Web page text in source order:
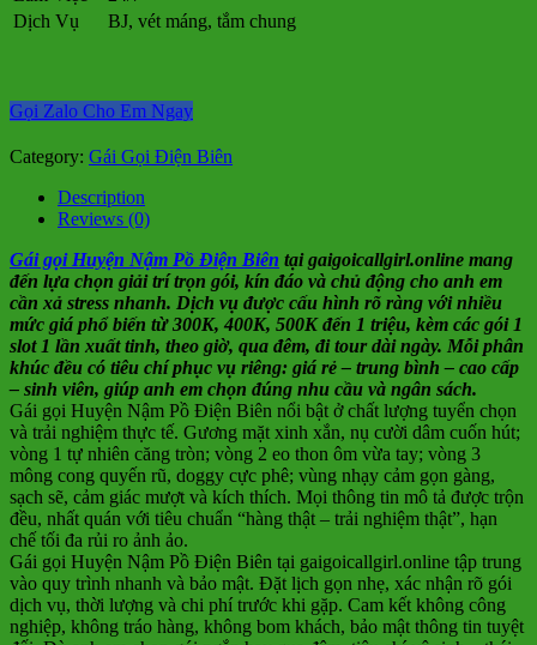
Dịch Vụ
BJ, vét máng, tắm chung
Gọi Zalo Cho Em Ngay
Category: Gái Gọi Điện Biên
Description
Reviews (0)
Gái gọi Huyện Nậm Pồ Điện Biên tại gaigoicallgirl.online mang
đến lựa chọn giải trí trọn gói, kín đáo và chủ động cho anh em
cần xả stress nhanh. Dịch vụ được cấu hình rõ ràng với nhiều
mức giá phổ biến từ 300K, 400K, 500K đến 1 triệu, kèm các gói 1
slot 1 lần xuất tinh, theo giờ, qua đêm, đi tour dài ngày. Mỗi phân
khúc đều có tiêu chí phục vụ riêng: giá rẻ – trung bình – cao cấp
– sinh viên, giúp anh em chọn đúng nhu cầu và ngân sách.
Gái gọi Huyện Nậm Pồ Điện Biên nổi bật ở chất lượng tuyển chọn
và trải nghiệm thực tế. Gương mặt xinh xắn, nụ cười dâm cuốn hút;
vòng 1 tự nhiên căng tròn; vòng 2 eo thon ôm vừa tay; vòng 3
mông cong quyến rũ, doggy cực phê; vùng nhạy cảm gọn gàng,
sạch sẽ, cảm giác mượt và kích thích. Mọi thông tin mô tả được trộn
đều, nhất quán với tiêu chuẩn “hàng thật – trải nghiệm thật”, hạn
chế tối đa rủi ro ảnh ảo.
Gái gọi Huyện Nậm Pồ Điện Biên tại gaigoicallgirl.online tập trung
vào quy trình nhanh và bảo mật. Đặt lịch gọn nhẹ, xác nhận rõ gói
dịch vụ, thời lượng và chi phí trước khi gặp. Cam kết không công
nghiệp, không tráo hàng, không bom khách, bảo mật thông tin tuyệt